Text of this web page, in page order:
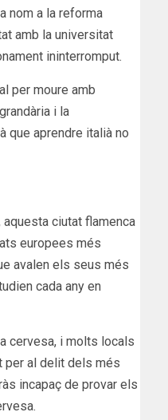
nom a la reforma
amb la universitat
ininterromput.
per moure amb
i la
que aprendre italià no
ciutat flamenca
europees més
avalen els seus més
cada any en
cervesa, i molts locals
per al delit dels més
incapaç de provar els